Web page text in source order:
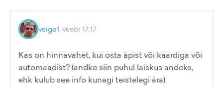
veigo1. veebr 17:17
Kas on hinnavahet, kui osta äpist või kaardiga või
automaadist? (andke siin puhul laiskus andeks,
ehk kulub see info kunagi teistelegi ära)